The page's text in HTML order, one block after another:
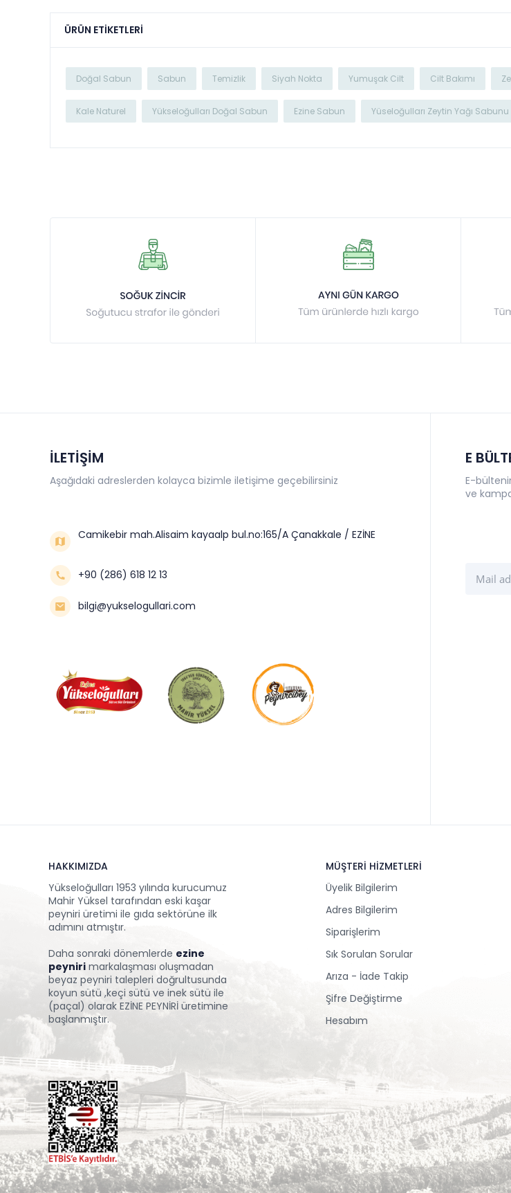
ÜRÜN ETIKETLERI
Doğal Sabun Sabun Temizlik Siyah Nokta Yumuşak Cilt Cilt Bakımı
Kale Naturel Yükseloğulları Doğal Sabun Ezine Sabun Yüseloğulları Zeytin Yağı Sabunu
İLETİŞİM
Aşağıdaki adreslerden kolayca bizimle iletişime geçebilirsiniz
Camikebir mah.Alisaim kayaalp bul.no:165/A Çanakkale / EZİNE
+90 (286) 618 12 13
bilgi@yukselogullari.com
E
E-
ve
HAKKIMIZDA
Yükseloğulları 1953 yılında kurucumuz
Mahir Yüksel tarafından eski kaşar
peyniri üretimi ile gıda sektörüne ilk
adımını atmıştır.
Daha sonraki dönemlerde ezine
peynirimarkalaşması oluşmadan
beyaz peyniri talepleri doğrultusunda
koyun sütü ,keçi sütü ve inek sütü ile
(paçal) olarak EZİNE PEYNİRİ üretimine
başlanmıştır.
MÜŞTERİ HİZMETLERİ
Üyelik Bilgilerim
Adres Bilgilerim
Siparişlerim
Sık Sorulan Sorular
Arıza - İade Takip
Şifre Değiştirme
Hesabım